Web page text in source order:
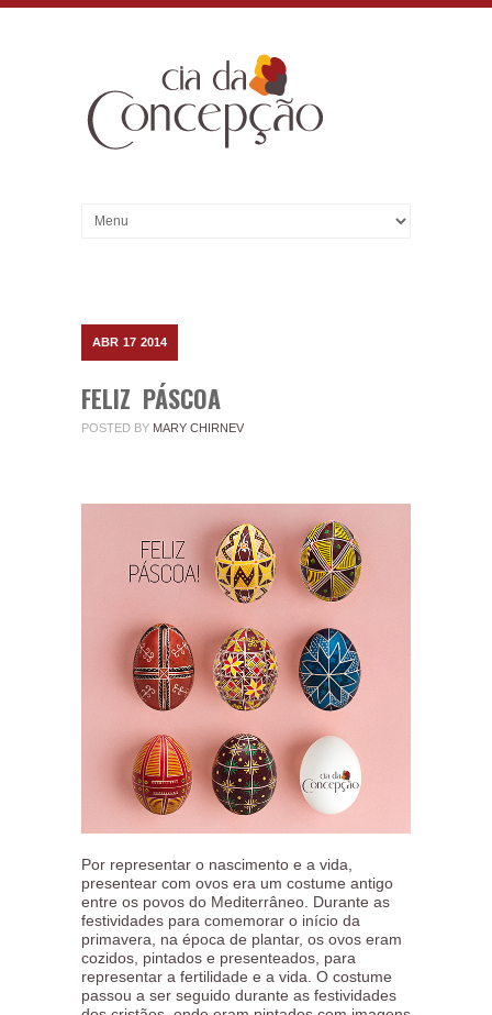
ABR 17 2014
FELIZ PÁSCOA
POSTED BY MARY CHIRNEV
Por representar o nascimento e a vida,
presentear com ovos era um costume antigo
entre os povos do Mediterrâneo. Durante as
festividades para comemorar o início da
primavera, na época de plantar, os ovos eram
cozidos, pintados e presenteados, para
representar a fertilidade e a vida. O costume
passou a ser seguido durante as festividades